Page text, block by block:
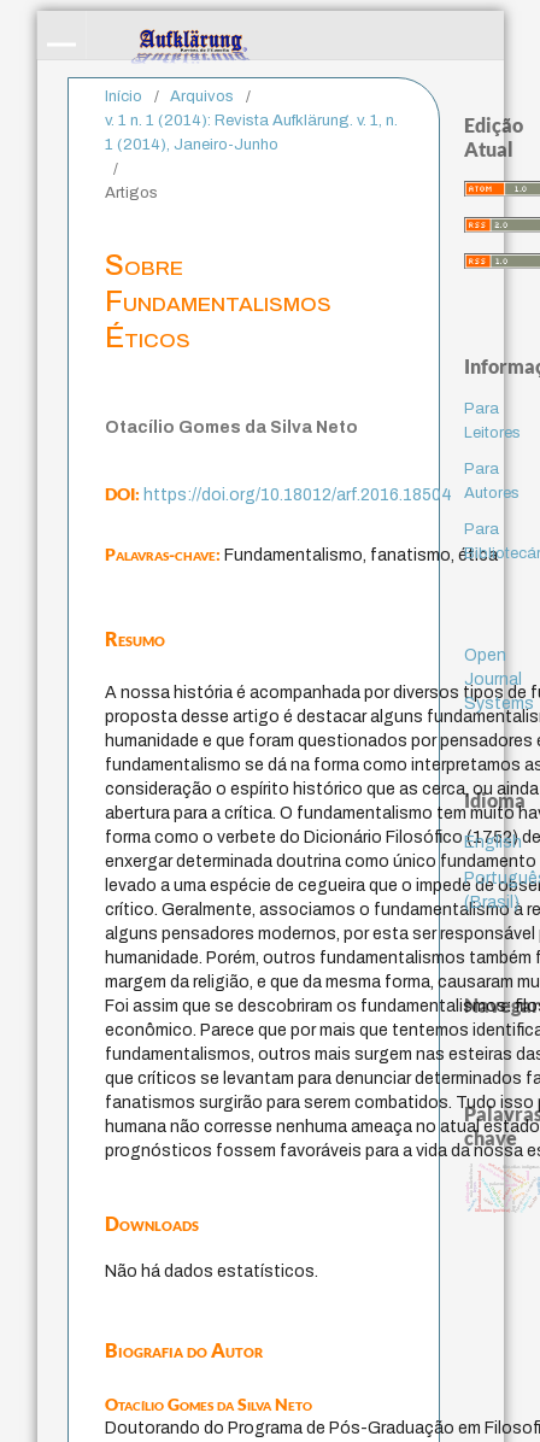
Início / Arquivos
/
v. 1 n. 1 (2014): Revista Aufklärung. v. 1, n.
1 (2014), Janeiro-Junho
/
Artigos
Sobre
Fundamentalismos
Éticos
Otacílio Gomes da Silva Neto
DOI:https://doi.org/10.18012/arf.2016.18504
Palavras-chave:Fundamentalismo, fanatismo, ética
Resumo
A nossa história é acompanhada por diversos tipos de
proposta desse artigo é destacar alguns
humanidade e que foram questionados por
fundamentalismo se dá na forma como interpretamos
consideração o espírito histórico que as cerca, ou
abertura para a crítica. O fundamentalismo tem muito
forma como o verbete do Dicionário Filosófico (1752)
enxergar determinada doutrina como único fundamento
levado a uma espécie de cegueira que o impede de
crítico. Geralmente, associamos o fundamentalismo à
alguns pensadores modernos, por esta ser
humanidade. Porém, outros fundamentalismos também
margem da religião, e que da mesma forma, causaram
Foi assim que se descobriram os fundamentalismos:
econômico. Parece que por mais que tentemos
fundamentalismos, outros mais surgem nas esteiras
que críticos se levantam para denunciar determinados
fanatismos surgirão para serem combatidos. Tudo isso
humana não corresse nenhuma ameaça no atual
prognósticos fossem favoráveis para a vida da nossa
Downloads
Não há dados estatísticos.
Biografia do Autor
Otacílio Gomes da Silva Neto
Doutorando do Programa de Pós-Graduação em
Edição
Atual
Para
Leitores
Para
Autores
Para
Open
Journal
Systems
Idioma
English
(Brasil)
Navegar
chave
fundamentalismo jacobiprotágoras
experiência temporal
metafísica do tempo
género
idadeintolerância
identidade nacional
filosofias indígenas
filosofia brasileiraj.c.m. neto
palavra
literatura (poética)
perdón
leyes
violencia
logos
lei
desejo
sacrifício
não maleficência
bataille
mind
philosophy
animais